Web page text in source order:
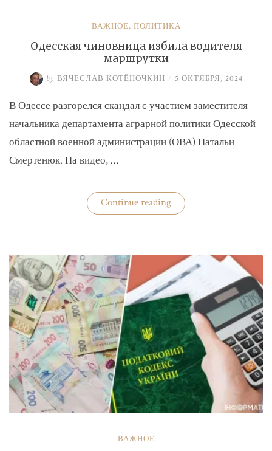
ВАЖНОЕ, ПОЛИТИКА
Одесская чиновница избила водителя
маршрутки
by ВЯЧЕСЛАВ КОТЁНОЧКИН / 5 ОКТЯБРЯ, 2024
В Одессе разгорелся скандал с участием заместителя
начальника департамента аграрной политики Одесской
областной военной администрации (ОВА) Натальи
Смертенюк. На видео, …
Continue reading«Одесская
чиновница
ВАЖНОЕ